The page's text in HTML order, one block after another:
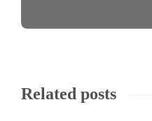
Related posts